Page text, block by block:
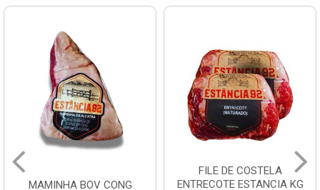
MAMINHA BOV CONG
FILE DE COSTELA
ENTRECOTE ESTANCIA KG